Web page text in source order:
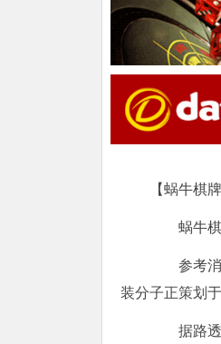
【蜗牛棋
蜗牛棋
参考消息
装分子正策划
据路透社